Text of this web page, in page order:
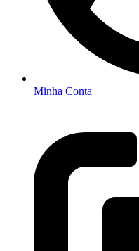
Minha Conta